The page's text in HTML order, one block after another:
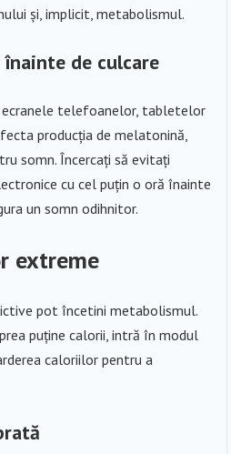
și, implicit, metabolismul.
de culcare
ecranele telefoanelor, tabletelor
producția de melatonină,
somn. Încercați să evitați
cu cel puțin o oră înainte
un somn odihnitor.
extreme
pot încetini metabolismul.
puține calorii, intră în modul
caloriilor pentru a